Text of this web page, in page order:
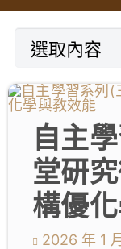
明才人成
教師專業
學生成就
我們的聯
入學資訊
下載區
自主
堂研
構優
2026 年 1